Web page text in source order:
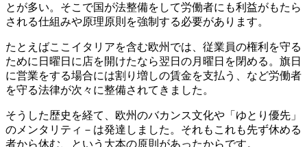
とが多い。そこで国が法整備をして労働者にも利益がもたら
される仕組みや原理原則を強制する必要があります。
たとえばここイタリアを含む欧州では、従業員の権利を守る
ために日曜日に店を開けたなら翌日の月曜日を閉める。旗日
に営業をする場合には割り増しの賃金を支払う、など労働者
を守る法律が次々に整備されてきました。
そうした歴史を経て、欧州のバカンス文化や「ゆとり優先」
のメンタリティ－は発達しました。それもこれも先ず休める
者から休む、という大本の原則があったからです。